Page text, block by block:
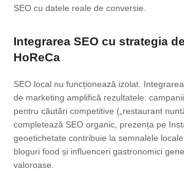
SEO cu datele reale de conversie.
Integrarea SEO cu strategia
HoReCa
SEO local nu funcționează izolat.
de marketing amplifică rezultatele:
pentru căutări competitive („restaurant
completează SEO organic, prezența pe
geoetichetate contribuie la semnalele
bloguri food și influenceri gastronomici
valoroase.